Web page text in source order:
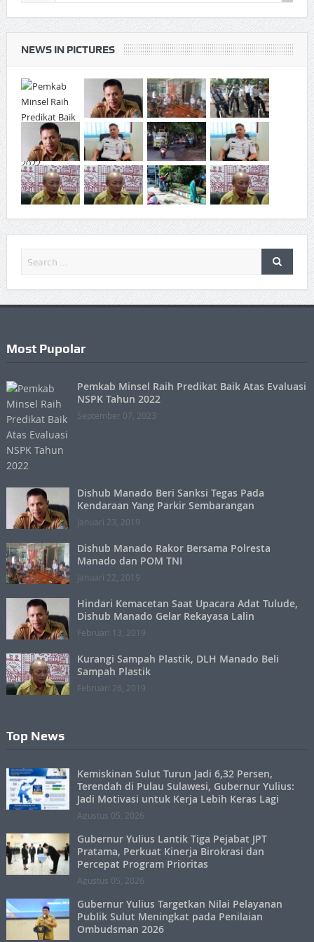
NEWS IN PICTURES
Most Pupolar
Pemkab Minsel Raih Predikat Baik Atas Evaluasi
NSPK Tahun 2022
September 07, 2023
Dishub Manado Beri Sanksi Tegas Pada
Kendaraan Yang Parkir Sembarangan
Januari 23, 2019
Dishub Manado Rakor Bersama Polresta
Manado dan POM TNI
Januari 22, 2019
Hindari Kemacetan Saat Upacara Adat Tulude,
Dishub Manado Gelar Rekayasa Lalin
Februari 13, 2019
Kurangi Sampah Plastik, DLH Manado Beli
Sampah Plastik
Februari 26, 2019
Top News
Kemiskinan Sulut Turun Jadi 6,32 Persen,
Terendah di Pulau Sulawesi, Gubernur Yulius:
Jadi Motivasi untuk Kerja Lebih Keras Lagi
Agustus 05, 2026
Gubernur Yulius Lantik Tiga Pejabat JPT
Pratama, Perkuat Kinerja Birokrasi dan
Percepat Program Prioritas
Agustus 05, 2026
Gubernur Yulius Targetkan Nilai Pelayanan
Publik Sulut Meningkat pada Penilaian
Ombudsman 2026